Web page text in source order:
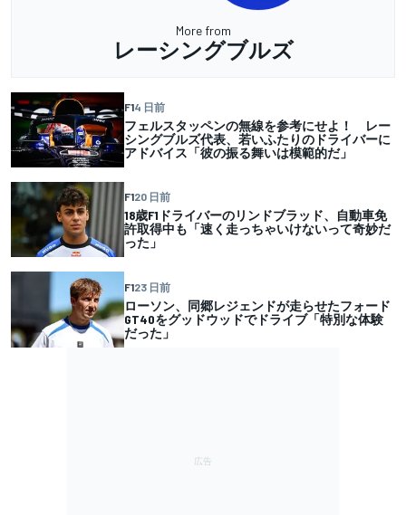
More from
レーシングブルズ
F14 日前
フェルスタッペンの無線を参考にせよ！ レー
シングブルズ代表、若いふたりのドライバーに
アドバイス「彼の振る舞いは模範的だ」
F120 日前
18歳F1ドライバーのリンドブラッド、自動車免
許取得中も「速く走っちゃいけないって奇妙だ
った」
F123 日前
ローソン、同郷レジェンドが走らせたフォード
GT40をグッドウッドでドライブ「特別な体験
だった」